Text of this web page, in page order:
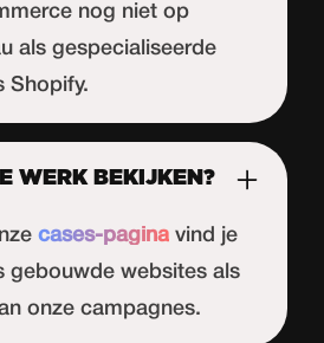
nog niet op
als gespecialiseerde
Shopify.
WERK BEKIJKEN?
cases-pagina vind je
gebouwde websites als
onze campagnes.